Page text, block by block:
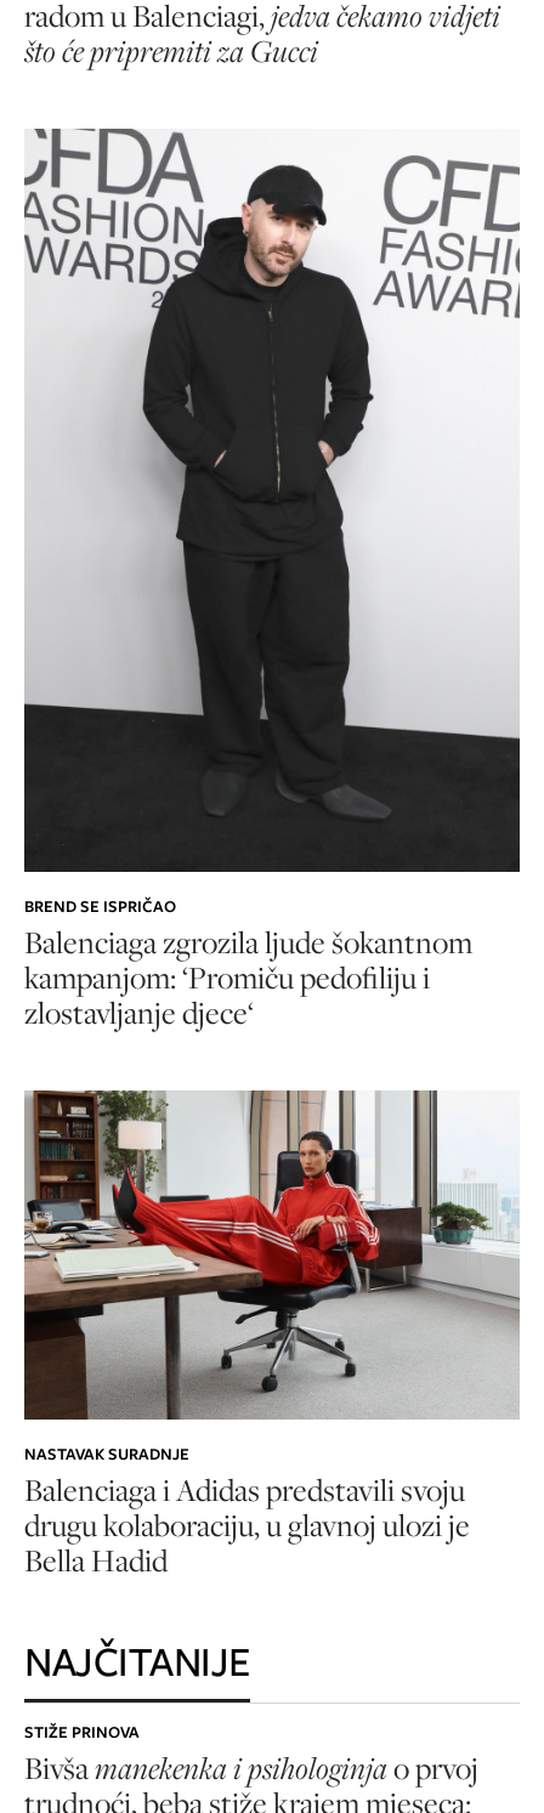
radom u Balenciagi,jedva čekamo vidjeti
što će pripremiti za Gucci
BREND SE ISPRIČAO
Balenciaga zgrozila ljude šokantnom
kampanjom: ‘Promiču pedofiliju i
zlostavljanje djece‘
NASTAVAK SURADNJE
Balenciaga i Adidas predstavili svoju
drugu kolaboraciju, u glavnoj ulozi je
Bella Hadid
NAJČITANIJE
STIŽE PRINOVA
Bivšamanekenka i psihologinjao prvoj
trudnoći, beba stiže krajem mjeseca: